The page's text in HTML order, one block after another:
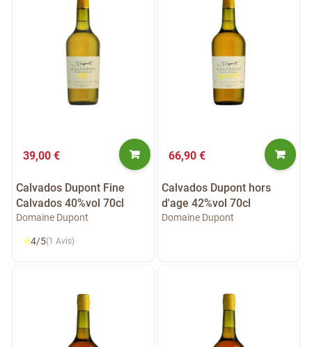
39,00 €
Calvados Dupont Fine
Calvados 40%vol 70cl
Domaine Dupont
⭐4/5(1 Avis)
66,90 €
Calvados Dupont hors
d'age 42%vol 70cl
Domaine Dupont